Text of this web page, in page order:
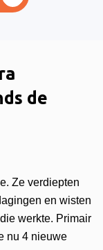
de
Ze verdiepten
en wisten
werkte. Primair
nu 4 nieuwe